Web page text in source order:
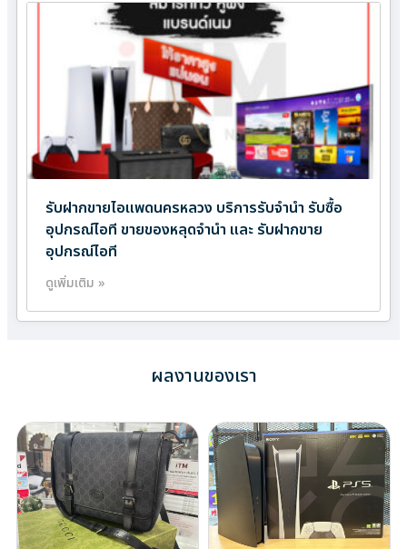
รับฝากขายไอแพดนครหลวง บริการรับจำนำ รับซื้อ
อุปกรณ์ไอที ขายของหลุดจำนำ และ รับฝากขาย
อุปกรณ์ไอที
ดูเพิ่มเติม »
ผลงานของเรา